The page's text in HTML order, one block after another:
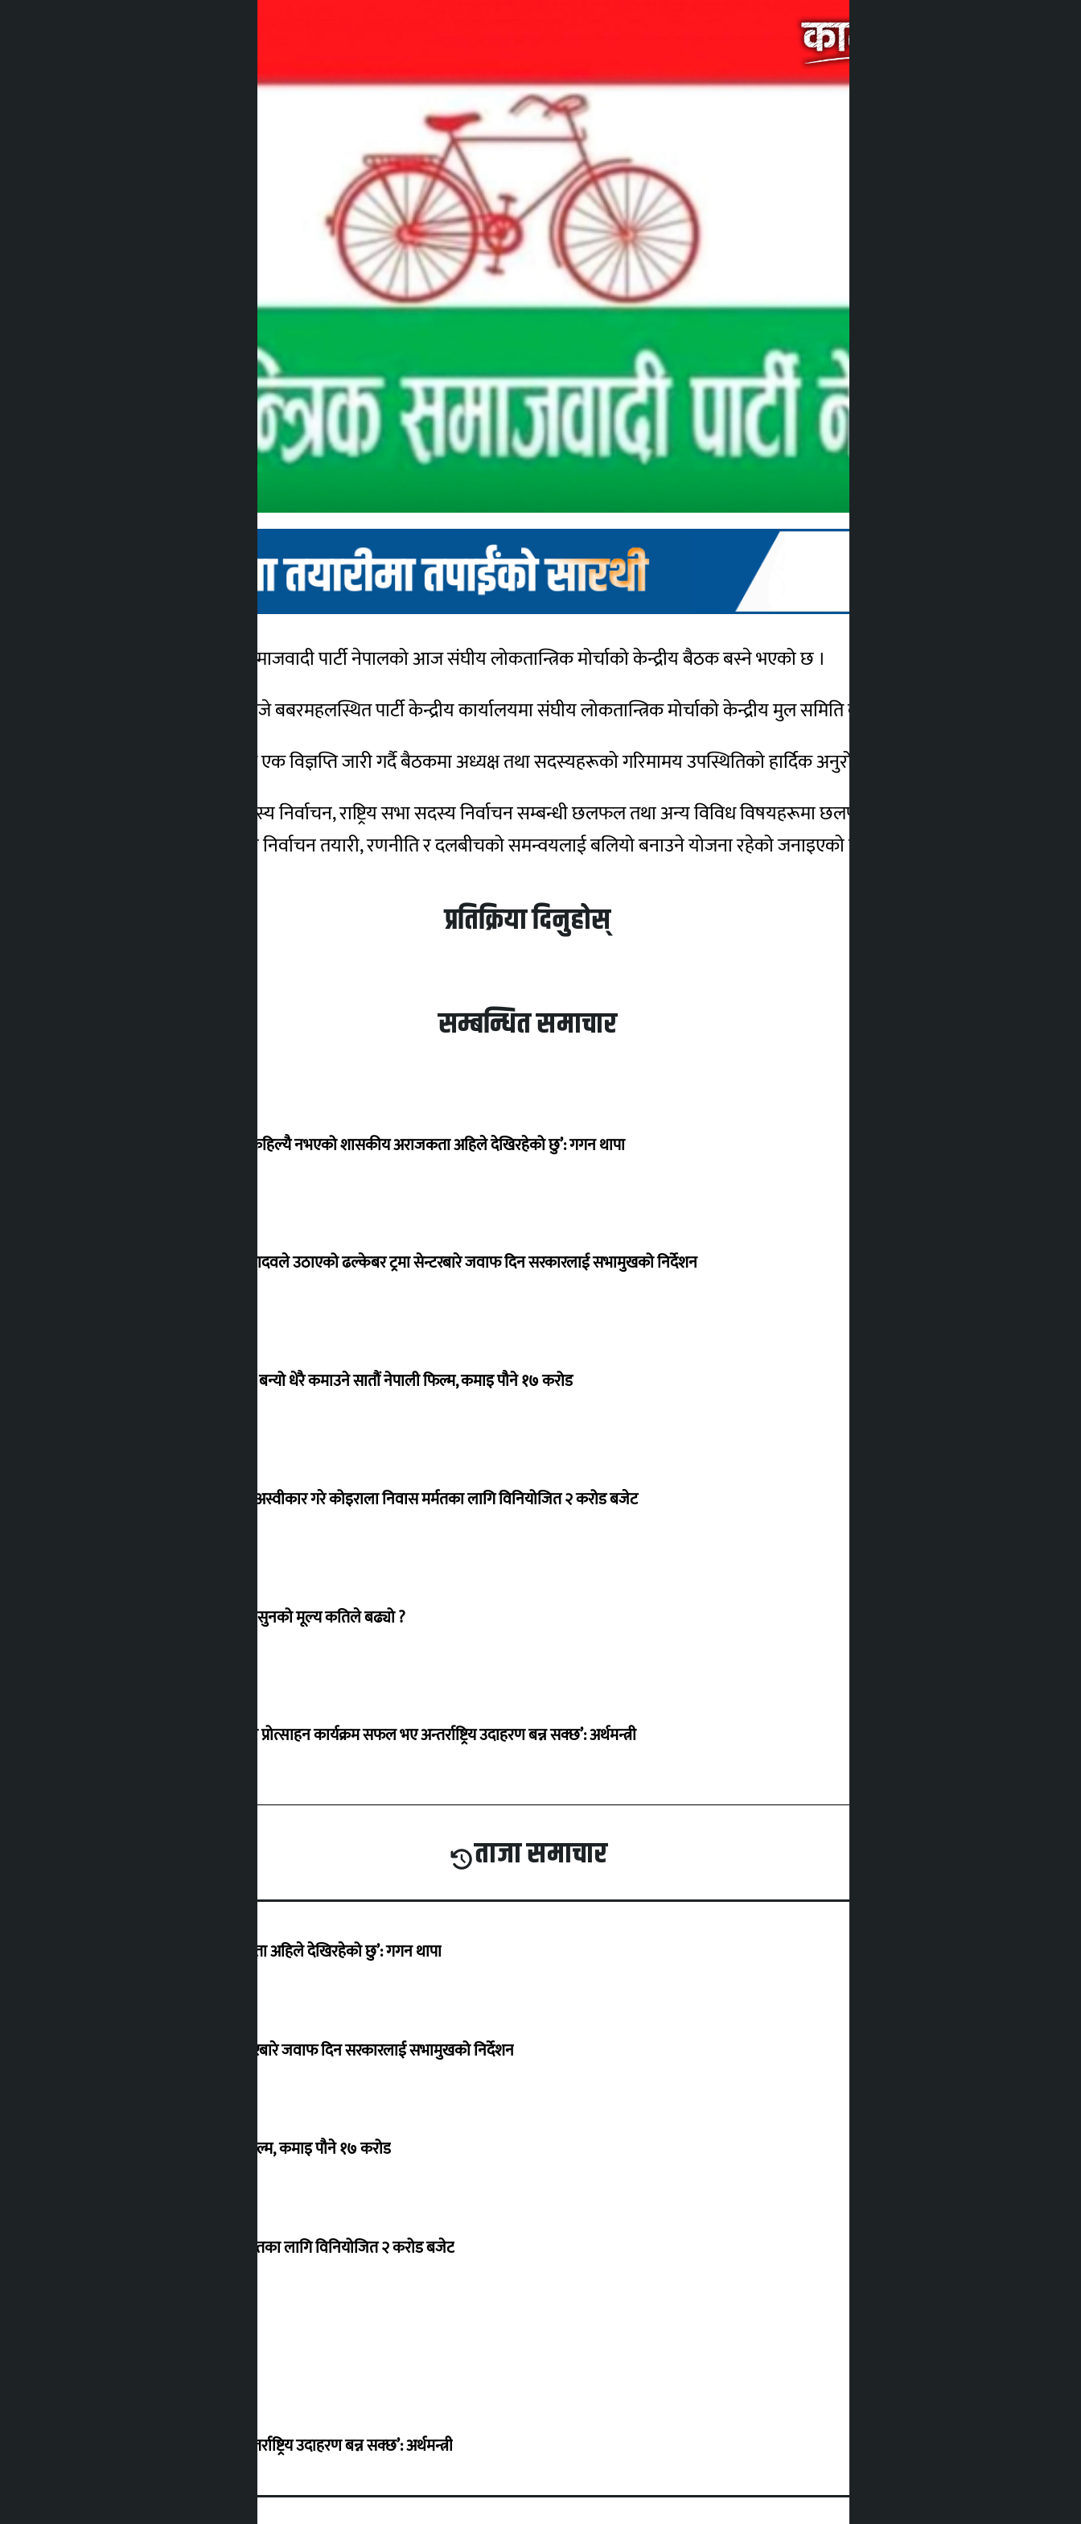
काठमाडौं। लोकतान्त्रिक समाजवादी पार्टी नेपालको आज संघीय लोकतान्त्रिक मोर्चाको केन्द्रीय बैठक बस्ने भएको छ ।
मंगलवार दिनको १२ : ३० बजे बबरमहलस्थित पार्टी केन्द्रीय कार्यालयमा संघीय लोकतान्त्रिक मोर्चाको केन्द्रीय मुल समिति बैठक बस्ने भएको हो ।
पार्टी अध्यक्ष महन्थ ठाकुरले एक विज्ञप्ति जारी गर्दै बैठकमा अध्यक्ष तथा सदस्यहरूको गरिमामय उपस्थितिको हार्दिक अनुरोध गरेका छन्।
बैठकमा प्रतिनिधि सभा सदस्य निर्वाचन, राष्ट्रिय सभा सदस्य निर्वाचन सम्बन्धी छलफल तथा अन्य विविध विषयहरूमा छलफल गरिने बताइएको छ ।
पार्टीले बैठकमार्फत आगामी निर्वाचन तयारी, रणनीति र दलबीचको समन्वयलाई बलियो बनाउने योजना रहेको जनाइएको छ।
प्रतिक्रिया दिनुहोस्
सम्बन्धित समाचार
‘देशमा कहिल्यै नभएको शासकीय अराजकता अहिले देखिरहेको छु’: गगन थापा
सांसद यादवले उठाएको ढल्केबर ट्रमा सेन्टरबारे जवाफ दिन सरकारलाई सभामुखको निर्देशन
‘गौंथली’ बन्यो धेरै कमाउने सातौं नेपाली फिल्म, कमाइ पौने १७ करोड
शेखरले अस्वीकार गरे कोइराला निवास मर्मतका लागि विनियोजित २ करोड बजेट
शुक्रबार सुनको मूल्य कतिले बढ्यो ?
‘करदाता प्रोत्साहन कार्यक्रम सफल भए अन्तर्राष्ट्रिय उदाहरण बन्न सक्छ’: अर्थमन्त्री
ताजा समाचार
‘देशमा कहिल्यै नभएको शासकीय अराजकता अहिले देखिरहेको छु’: गगन थापा
सांसद यादवले उठाएको ढल्केबर ट्रमा सेन्टरबारे जवाफ दिन सरकारलाई सभामुखको निर्देशन
‘गौंथली’ बन्यो धेरै कमाउने सातौं नेपाली फिल्म, कमाइ पौने १७ करोड
शेखरले अस्वीकार गरे कोइराला निवास मर्मतका लागि विनियोजित २ करोड बजेट
‘करदाता प्रोत्साहन कार्यक्रम सफल भए अन्तर्राष्ट्रिय उदाहरण बन्न सक्छ’: अर्थमन्त्री